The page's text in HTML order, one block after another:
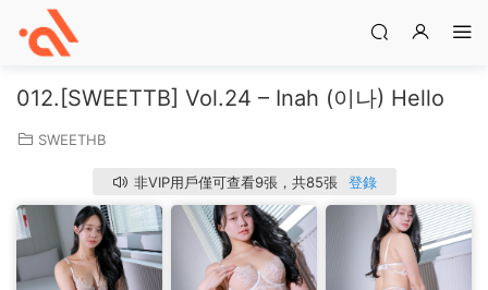
012.[SWEETTB] Vol.24 – Inah (이나) Hello
SWEETHB
非VIP用戶僅可查看9張，共85張 登錄